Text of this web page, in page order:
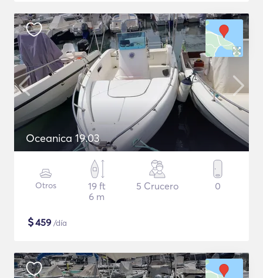
Oceanica 19.03
Otros
19 ft
6 m
5 Crucero 0
$459 /día